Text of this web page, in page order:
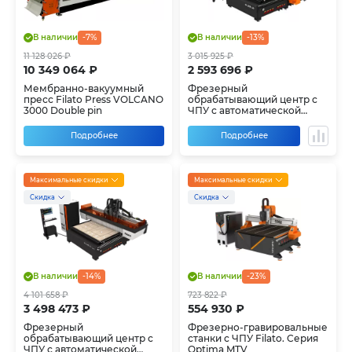
-7%
В наличии
10 349 064 ₽
11 128 026 ₽
Мембранно-вакуумный
пресс Filato Press VOLCANO
3000 Double pin
Подробнее
-13%
В наличии
2 593 696 ₽
3 015 925 ₽
Фрезерный
обрабатывающий центр с
ЧПУ с автоматической
RS 2028 Lab и RS 2028 DJ
Lab
Подробнее
Максимальные скидки
Скидка
-14%
В наличии
3 498 473 ₽
4 101 658 ₽
Фрезерный
обрабатывающий центр с
ЧПУ с автоматической
Максимальные скидки
Скидка
-23%
В наличии
554 930 ₽
723 822 ₽
Фрезерно-гравировальные
станки с ЧПУ Filato. Серия
Optima MTV